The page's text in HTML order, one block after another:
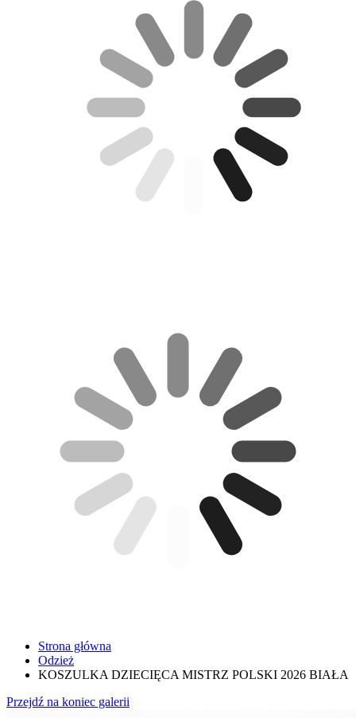
Strona główna
Odzież
KOSZULKA DZIECIĘCA MISTRZ POLSKI 2026 BIAŁA
Przejdź na koniec galerii